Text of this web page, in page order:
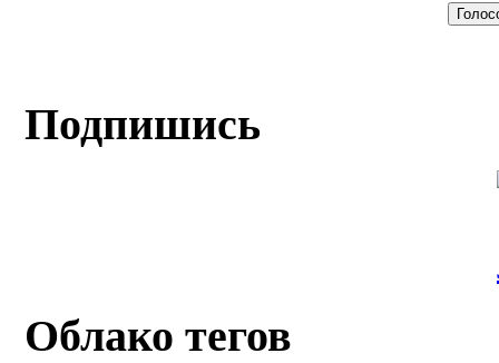
Подпишись
Облако тегов